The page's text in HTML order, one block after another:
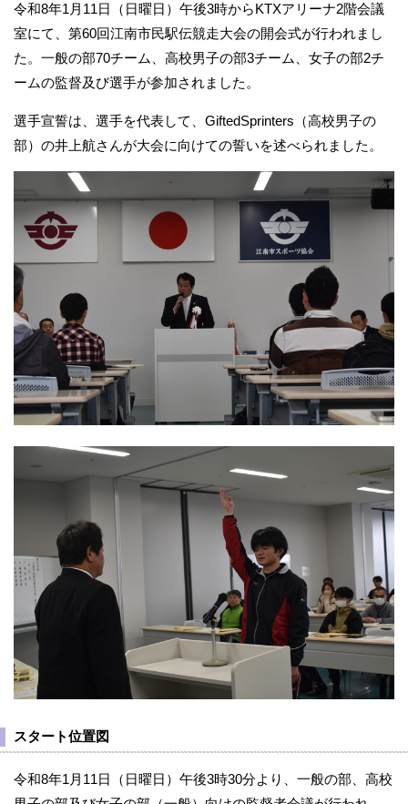
令和8年1月11日（日曜日）午後3時からKTXアリーナ2階会議
室にて、第60回江南市民駅伝競走大会の開会式が行われまし
た。一般の部70チーム、高校男子の部3チーム、女子の部2チ
ームの監督及び選手が参加されました。
選手宣誓は、選手を代表して、GiftedSprinters（高校男子の
部）の井上航さんが大会に向けての誓いを述べられました。
スタート位置図
令和8年1月11日（日曜日）午後3時30分より、一般の部、高校